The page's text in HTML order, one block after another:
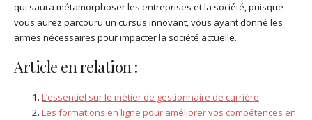
qui saura métamorphoser les entreprises et la société, puisque
vous aurez parcouru un cursus innovant, vous ayant donné les
armes nécessaires pour impacter la société actuelle.
Article en relation :
L’essentiel sur le métier de gestionnaire de carrière
Les formations en ligne pour améliorer vos compétences en